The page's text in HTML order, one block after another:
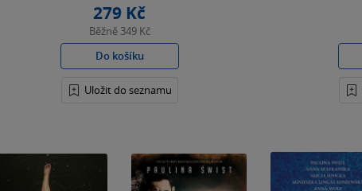
279 Kč
Běžně 349 Kč
Do košíku
Uložit do seznamu